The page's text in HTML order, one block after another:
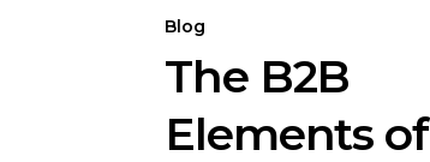
Blog
The B2B
Elements of